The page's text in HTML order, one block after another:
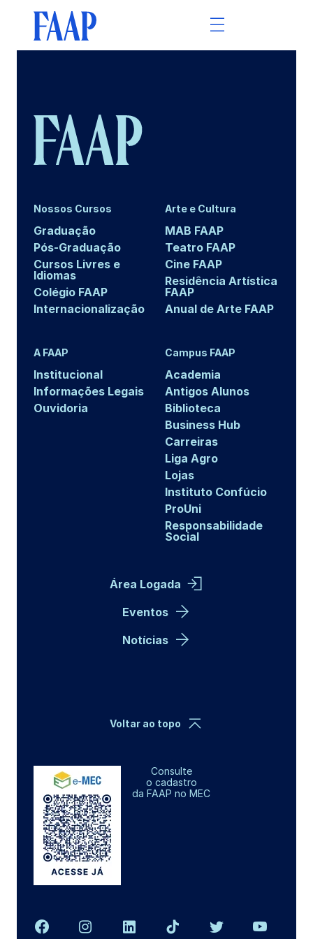
Nossos Cursos
Graduação
Pós-Graduação
Cursos Livres e
Idiomas
Colégio FAAP
Internacionalização
Arte e Cultura
MAB FAAP
Teatro FAAP
Cine FAAP
Residência Artística
FAAP
Anual de Arte FAAP
A FAAP
Institucional
Informações Legais
Ouvidoria
Campus FAAP
Academia
Antigos Alunos
Biblioteca
Business Hub
Carreiras
Liga Agro
Lojas
Instituto Confúcio
ProUni
Responsabilidade
Social
Área Logada
Eventos
Notícias
Consulte
o cadastro
da FAAP no MEC
Voltar ao topo